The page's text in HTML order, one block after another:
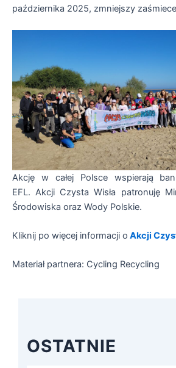
października 2025, zmniejszy
Akcję w całej Polsce wspierają
EFL. Akcji Czysta Wisła patronuję
Środowiska oraz Wody Polskie.
Kliknij po więcej informacji o Akcji
Materiał partnera: Cycling Recycling
OSTATNIE